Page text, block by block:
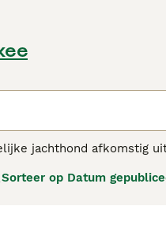
jachthond afkomstig
heeft een middelgroot
energie en behoefte
ruimte en tijd hebben
Sorteer op Datum